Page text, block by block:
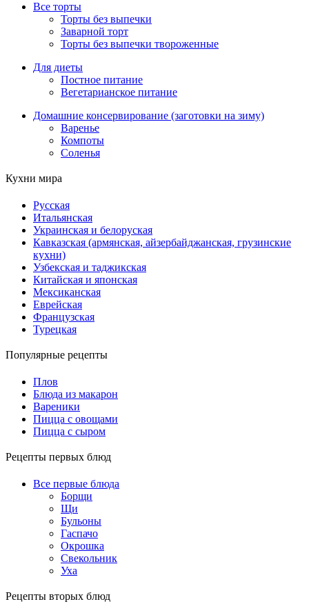
Все торты
Торты без выпечки
Заварной торт
Торты без выпечки твороженные
Для диеты
Постное питание
Вегетарианское питание
Домашние консервирование (заготовки на зиму)
Варенье
Компоты
Соленья
Кухни мира
Русская
Итальянская
Украинская и белоруская
Кавказская (армянская, айзербайджанская, грузинские
кухни)
Узбекская и таджикская
Китайская и японская
Мексиканская
Еврейская
Французская
Турецкая
Популярные рецепты
Плов
Блюда из макарон
Вареники
Пицца с овощами
Пицца с сыром
Рецепты первых блюд
Все первые блюда
Борщи
Щи
Бульоны
Гаспачо
Окрошка
Свекольник
Уха
Рецепты вторых блюд